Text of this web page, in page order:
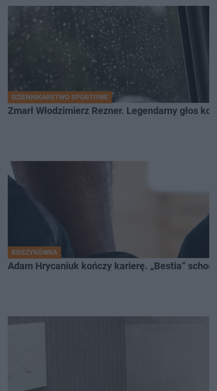
DZIENNIKARSTWO SPORTOWE
Zmarł Włodzimierz Rezner. Legendarny głos
KOSZYKÓWKA
Adam Hrycaniuk kończy karierę. „Bestia”